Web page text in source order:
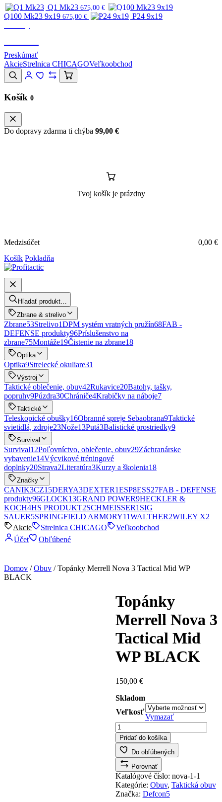
Q1 Mk23 675,00 €
Q100 Mk23 9x19 675,00 €
P24 9x19
Preskúmať
AkcieStrelnica CHICAGOVeľkoobchod
Košík 0
Do dopravy zdarma ti chýba 99,00 €
Tvoj košík je prázdny
Medzisúčet 0,00 €
Košík Pokladňa
Hľadať produkt…
Zbrane & strelivo
Zbrane53Strelivo1DPM systém vratných pružín68FAB -
DEFENSE produkty96Príslušenstvo na
zbrane75Montáže19Čistenie na zbrane18
Optika
Optika9Strelecké okuliare31
Výstroj
Taktické oblečenie, obuv42Rukavice20Batohy, tašky,
popruhy9Púzdra30Chrániče4Krabičky na náboje7
Taktické
Teleskopické obušky16Obranné spreje Sebaobrana9Taktické
svietidlá, zdroje23Nože13Putá3Balistické prostriedky9
Survival
Survival12Poľovníctvo, oblečenie, obuv29Záchranárske
vybavenie14Výcvikové tréningové
doplnky20Strava2Literatúra3Kurzy a školenia18
Značky
CANIK3CZ15DERYA3DEXTER1ESP8ESS27FAB - DEFENSE
produkty96GLOCK13GRAND POWER9HECKLER &
KOCH4HS PRODUKT2SCHMEISSER1 SIG
SAUER5SPRINGFIELD ARMORY11WALTHER2WILEY X2
Akcie
Strelnica CHICAGO
Veľkoobchod
Účet
Obľúbené
Domov /Obuv / Topánky Merrell Nova 3 Tactical Mid WP
BLACK
Topánky
Merrell Nova 3
Tactical Mid
WP BLACK
150,00 €
Skladom
Veľkosť
Vymazať
množstvo
Topánky
Merrell
Nova
3
Tactical
Mid
WP
BLACK
Pridať do košíka
Do obľúbených
Porovnať
Katalógové číslo: nova-1-1
Kategórie: Obuv, Taktická obuv
Značka: Defcon5